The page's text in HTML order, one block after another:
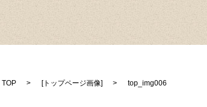
TOP [トップページ画像] top_img006